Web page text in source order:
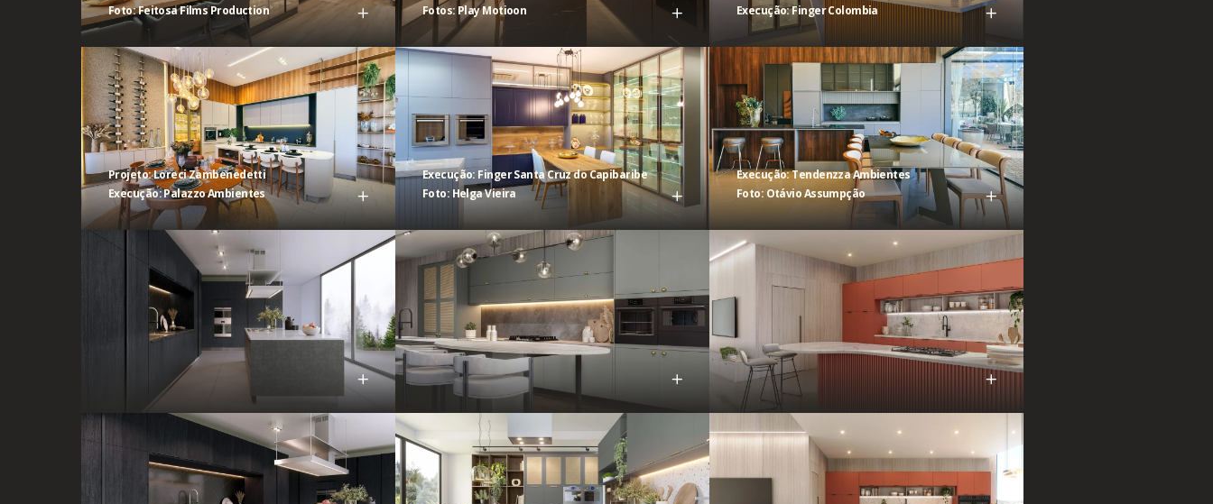
Foto: Feitosa Films Production
Fotos: Play Motioon
Execução: Finger Colombia
Projeto: Loreci Zambenedetti
Execução: Palazzo Ambientes
Execução: Finger Santa Cruz do Capibaribe
Foto: Helga Vieira
Execução: Tendenzza Ambientes
Foto: Otávio Assumpção